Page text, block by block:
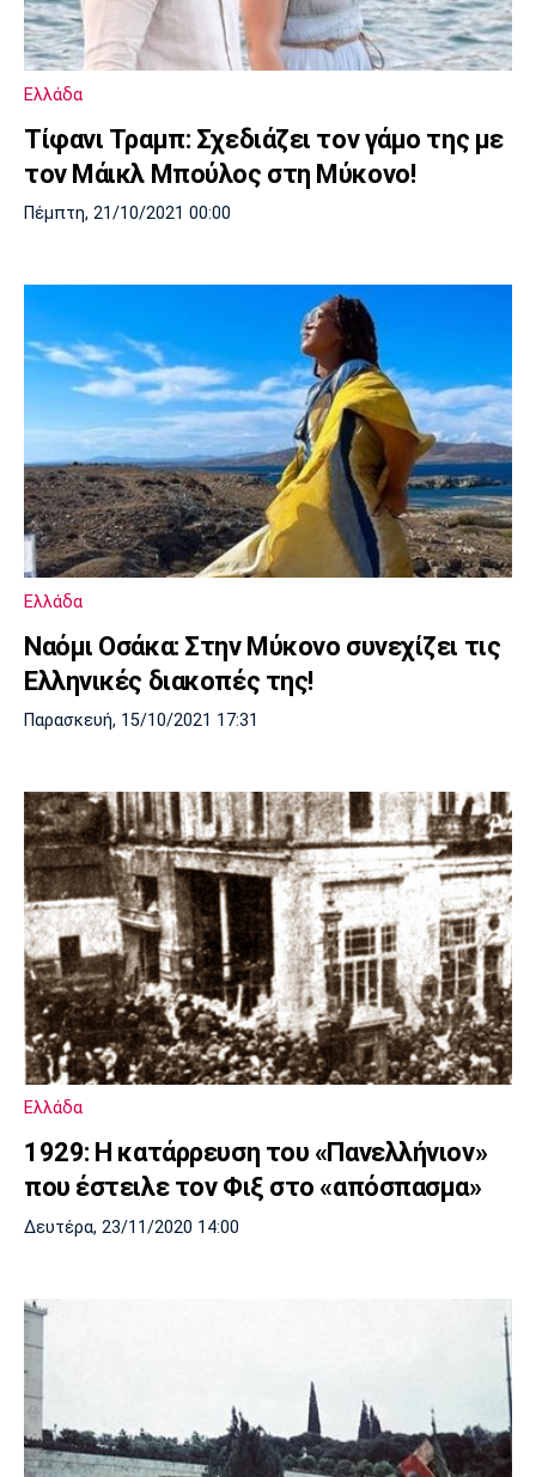
Ελλάδα
Τίφανι Τραμπ: Σχεδιάζει τον γάμο της με
τον Μάικλ Μπούλος στη Μύκονο!
Πέμπτη, 21/10/2021 00:00
Ελλάδα
Ναόμι Οσάκα: Στην Μύκονο συνεχίζει τις
Ελληνικές διακοπές της!
Παρασκευή, 15/10/2021 17:31
Ελλάδα
1929: Η κατάρρευση του «Πανελλήνιον»
που έστειλε τον Φιξ στο «απόσπασμα»
Δευτέρα, 23/11/2020 14:00